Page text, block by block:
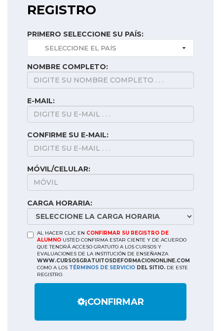
REGISTRO
PRIMERO SELECCIONE SU PAÍS:
NOMBRE COMPLETO:
E-MAIL:
CONFIRME SU E-MAIL:
MÓVIL/CELULAR:
CARGA HORARIA:
AL HACER CLIC EN CONFIRMAR SU REGISTRO DE
ALUMNO USTED CONFIRMA ESTAR CIENTE Y DE ACUERDO
QUE TENDRÁ ACCESO GRATUITO A LOS CURSOS Y
EVALUACIONES DE LA INSTITUCIÓN DE ENSEÑANZA
WWW.CURSOSGRATUITOSDEFORMACIONONLINE.COM
COMO A LOS TÉRMINOS DE SERVICIO DEL SITIO. DE ESTE
REGISTRO.
¡CONFIRMAR